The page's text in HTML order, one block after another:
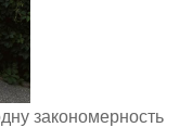
закономерность